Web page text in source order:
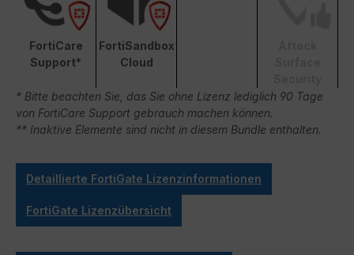
FortiCare
Support*
FortiSandbox
Cloud
* Bitte beachten Sie, das Sie ohne Lizenz lediglich 90 Tage
von FortiCare Support gebrauch machen können.
** Inaktive Elemente sind nicht in diesem Bundle enthalten.
Detaillierte FortiGate Lizenzinformationen
FortiGate Lizenzübersicht